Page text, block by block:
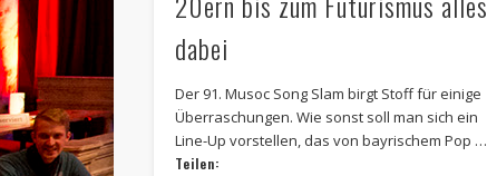
dabei
Der 91. Musoc Song Slam birgt Stoff für einige
Überraschungen. Wie sonst soll man sich ein
Line-Up vorstellen, das von bayrischem Pop …
Teilen: